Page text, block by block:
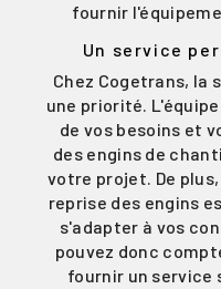
fournir
Un service
Chez Cogetrans,
une priorité.
de vos besoins et
des engins de
votre projet. De
reprise des engins
s'adapter à vos
pouvez donc
fournir un service